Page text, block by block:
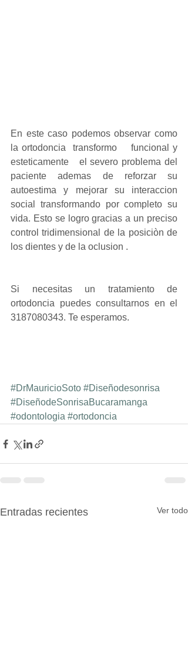
En este caso podemos observar como
la ortodoncia  transformo    funcional y
esteticamente   el severo problema del
paciente ademas de reforzar su
autoestima y mejorar su interaccion
social transformando por completo su
vida. Esto se logro gracias a un preciso
control tridimensional de la posiciòn de
los dientes y de la oclusion .
Si necesitas un tratamiento de
ortodoncia puedes consultarnos en el
3187080343. Te esperamos.
#DrMauricioSoto #Diseñodesonrisa
#DiseñodeSonrisaBucaramanga
#odontologia #ortodoncia
Entradas recientes Ver todo